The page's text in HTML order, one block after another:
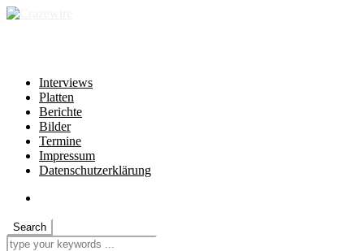
Interviews
Platten
Berichte
Bilder
Termine
Impressum
Datenschutzerklärung